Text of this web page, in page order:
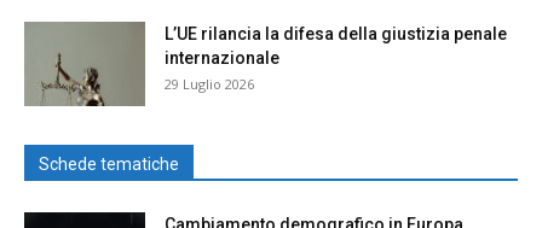
L’UE rilancia la difesa della giustizia penale
internazionale
29 Luglio 2026
Schede tematiche